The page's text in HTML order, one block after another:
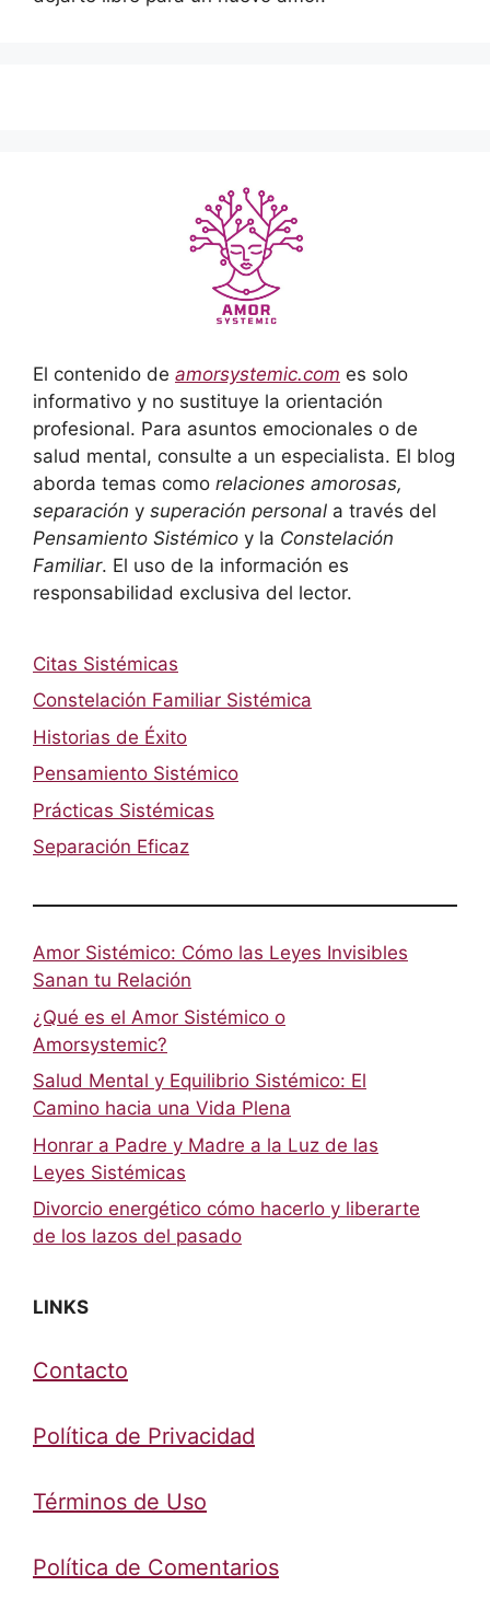
El contenido de amorsystemic.com es solo
informativo y no sustituye la orientación
profesional. Para asuntos emocionales o de
salud mental, consulte a un especialista. El blog
aborda temas como relaciones amorosas,
separación y superación personal a través del
Pensamiento Sistémico y la Constelación
Familiar. El uso de la información es
responsabilidad exclusiva del lector.
Citas Sistémicas
Constelación Familiar Sistémica
Historias de Éxito
Pensamiento Sistémico
Prácticas Sistémicas
Separación Eficaz
Amor Sistémico: Cómo las Leyes Invisibles
Sanan tu Relación
¿Qué es el Amor Sistémico o
Amorsystemic?
Salud Mental y Equilibrio Sistémico: El
Camino hacia una Vida Plena
Honrar a Padre y Madre a la Luz de las
Leyes Sistémicas
Divorcio energético cómo hacerlo y liberarte
de los lazos del pasado
LINKS
Contacto
Política de Privacidad
Términos de Uso
Política de Comentarios